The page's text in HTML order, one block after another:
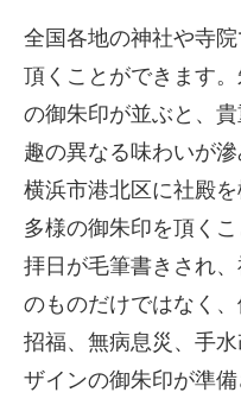
全国各地の神社や寺
頂くことができます
の御朱印が並ぶと、
趣の異なる味わいが
横浜市港北区に社殿
多様の御朱印を頂く
拝日が毛筆書きされ
のものだけではなく
招福、無病息災、手
ザインの御朱印が準